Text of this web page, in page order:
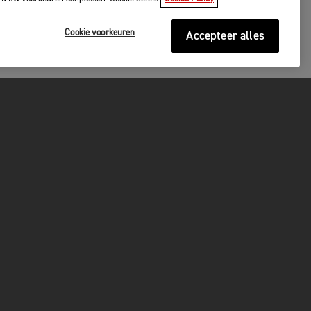
Cookie voorkeuren Accepteer alles